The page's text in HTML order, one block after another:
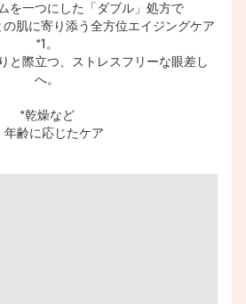
を一つにした「ダブル」処方で​
肌に寄り添う全方位エイジングケア
*1。​
と際立つ、ストレスフリーな眼差し
へ。​
*乾燥など​
年齢に応じたケア​